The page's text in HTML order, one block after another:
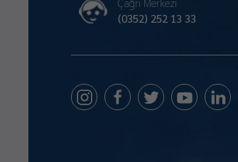
(0352) 252 13 33